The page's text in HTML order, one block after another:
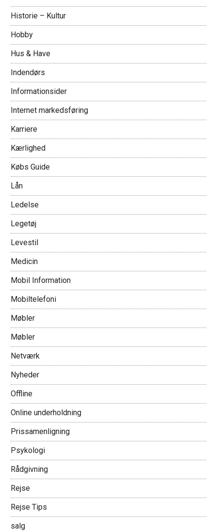
Historie – Kultur
Hobby
Hus & Have
Indendørs
Informationsider
Internet markedsføring
Karriere
Kærlighed
Købs Guide
Lån
Ledelse
Legetøj
Levestil
Medicin
Mobil Information
Mobiltelefoni
Møbler
Møbler
Netværk
Nyheder
Offline
Online underholdning
Prissamenligning
Psykologi
Rådgivning
Rejse
Rejse Tips
salg